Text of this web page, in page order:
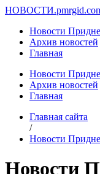
НОВОСТИ.
Новости
Архив новостей
Главная
Новости
Архив новостей
Главная
Главная сайта
/
Новости
Новости